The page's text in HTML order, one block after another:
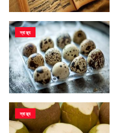
স্বাস্থ্য
স্বাস্থ্য